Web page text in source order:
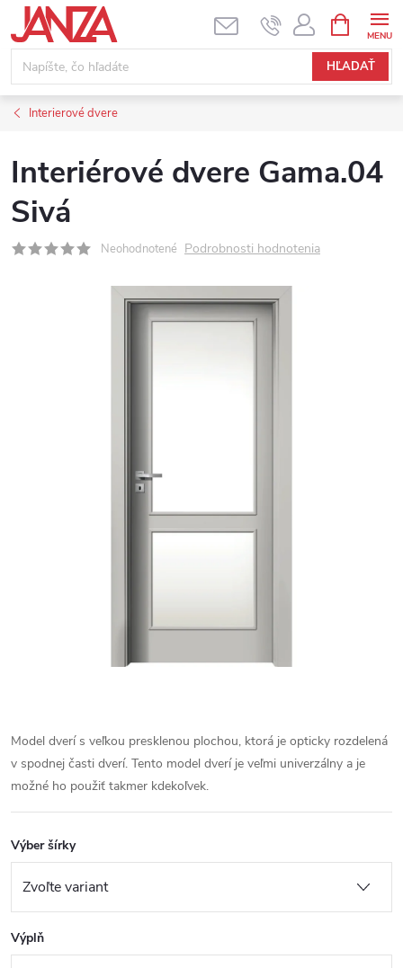
Prejsť na obsah
HĽADAŤ
Interierové dvere
Interiérové dvere Gama.04
Sivá
Neohodnotené Podrobnosti hodnotenia
Model dverí s veľkou presklenou plochou, ktorá je opticky rozdelená
v spodnej časti dverí. Tento model dverí je veľmi univerzálny a je
možné ho použiť takmer kdekoľvek.
Výber šírky
Výplň